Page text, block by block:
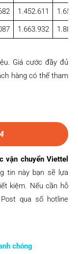
1.452.611
1.663.932
Giá cước đầy đủ
hàng có thể tham
vận chuyển Viettel
tin này bạn sẽ lựa
kiệm. Nếu cần hỗ
qua số hotline
chóng